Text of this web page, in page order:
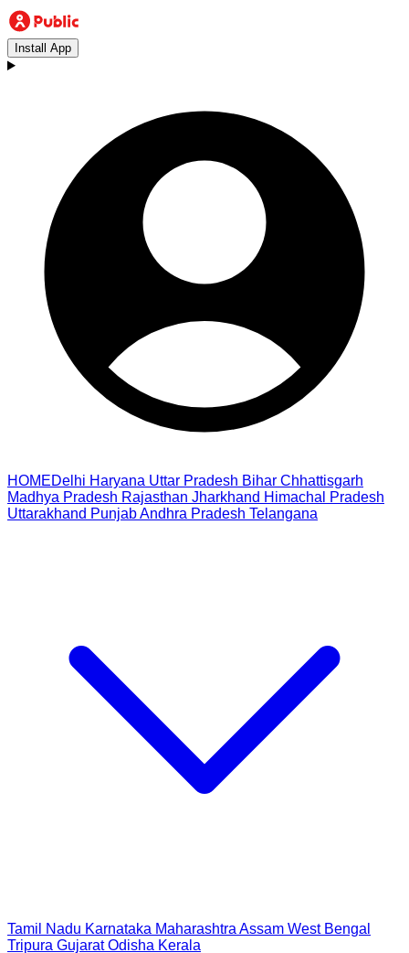
Install App
HOMEDelhi Haryana Uttar Pradesh Bihar Chhattisgarh
Madhya Pradesh Rajasthan Jharkhand Himachal Pradesh
Uttarakhand PunjabAndhra Pradesh Telangana
Tamil Nadu Karnataka Maharashtra Assam West Bengal
Tripura Gujarat Odisha Kerala